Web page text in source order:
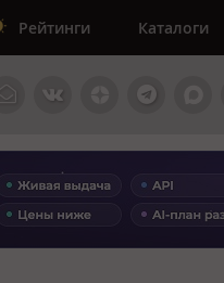
Рейтинги Каталоги